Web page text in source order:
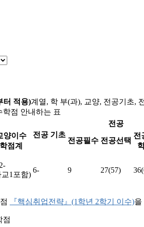
터 적용)계열, 학 부(과), 교양, 전공기초,
학점 안내하는 표
전공 기초
전공
양이수
학점계
전공필수 전공선택
전
교1포함)
6- 9 27(57)
『핵심취업전략』(1학년 2학기 이수)을
점